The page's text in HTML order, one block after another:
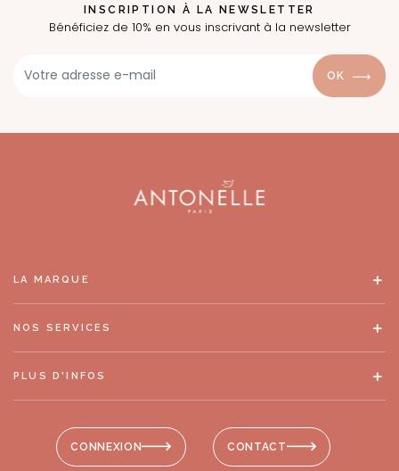
INSCRIPTION À LA NEWSLETTER
Bénéficiez de 10% en vous inscrivant à la newsletter
OK
CONNEXION CONTACT
LA MARQUE
NOS SERVICES
PLUS D'INFOS